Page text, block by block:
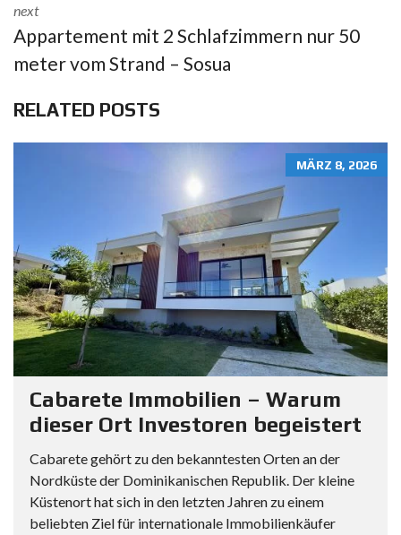
next
Appartement mit 2 Schlafzimmern nur 50
meter vom Strand – Sosua
RELATED POSTS
MÄRZ 8, 2026
Cabarete Immobilien – Warum
dieser Ort Investoren begeistert
Cabarete gehört zu den bekanntesten Orten an der
Nordküste der Dominikanischen Republik. Der kleine
Küstenort hat sich in den letzten Jahren zu einem
beliebten Ziel für internationale Immobilienkäufer